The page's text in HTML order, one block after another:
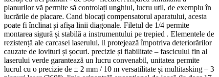
planurilor vă permite să controlați unghiul, lucru util, de exemplu în
lucrările de placare. Cand blocați compensatorul aparatului, acesta
poate fi înclinat și afișa linii diagonale. Filetul de 1/4 permite
montarea sigură și stabilă a instrumentului pe trepied . Elementele de
rezistență ale carcasei laserului, il protejează împotriva deteriorărilor
cauzate de lovituri și șocuri. precizie și fiabilitate – fasciculul fin al
laserului verde garantează un lucru convenabil, unitatea permite
lucrul cu o precizie de ± 2 mm / 10 m versatilitate și multitasking – 3